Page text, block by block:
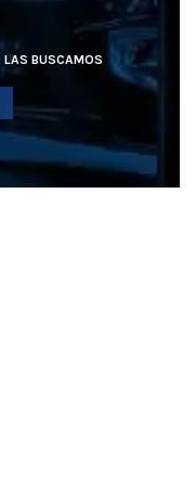
LAS BUSCAMOS